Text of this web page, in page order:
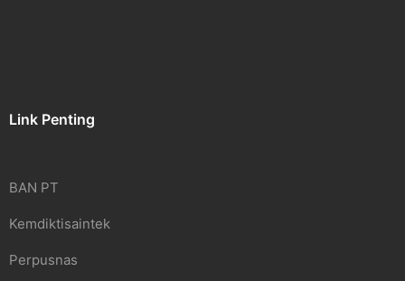
Link Penting
BAN PT
Kemdiktisaintek
Perpusnas